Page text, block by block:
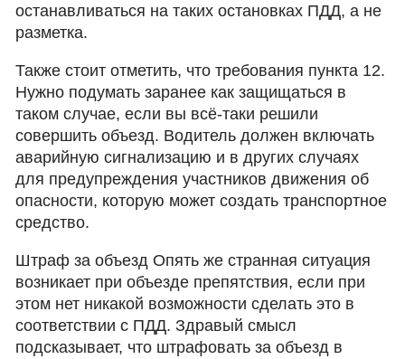
останавливаться на таких остановках ПДД, а не
разметка.
Также стоит отметить, что требования пункта 12.
Нужно подумать заранее как защищаться в
таком случае, если вы всё-таки решили
совершить объезд. Водитель должен включать
аварийную сигнализацию и в других случаях
для предупреждения участников движения об
опасности, которую может создать транспортное
средство.
Штраф за объезд Опять же странная ситуация
возникает при объезде препятствия, если при
этом нет никакой возможности сделать это в
соответствии с ПДД. Здравый смысл
подсказывает, что штрафовать за объезд в